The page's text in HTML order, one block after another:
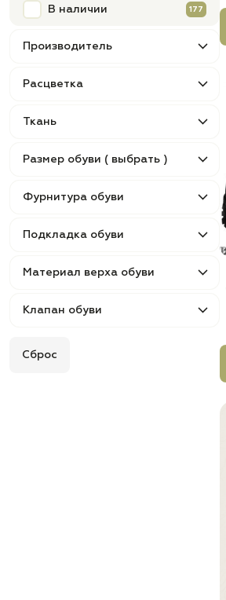
В наличии 177
Производитель
Расцветка
Ткань
Размер обуви ( выбрать )
Фурнитура обуви
Подкладка обуви
Материал верха обуви
Клапан обуви
Сброс